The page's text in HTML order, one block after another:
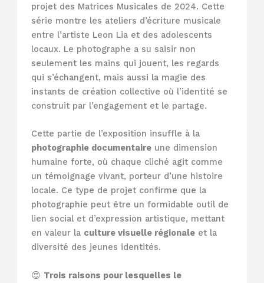
projet des Matrices Musicales de 2024. Cette
série montre les ateliers d’écriture musicale
entre l’artiste Leon Lia et des adolescents
locaux. Le photographe a su saisir non
seulement les mains qui jouent, les regards
qui s’échangent, mais aussi la magie des
instants de création collective où l’identité se
construit par l’engagement et le partage.
Cette partie de l’exposition insuffle à la
photographie documentaire une dimension
humaine forte, où chaque cliché agit comme
un témoignage vivant, porteur d’une histoire
locale. Ce type de projet confirme que la
photographie peut être un formidable outil de
lien social et d’expression artistique, mettant
en valeur la culture visuelle régionale et la
diversité des jeunes identités.
😍 Trois raisons pour lesquelles le